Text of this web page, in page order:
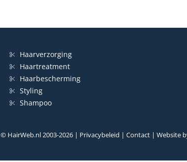
Haarverzorging
Haartreatment
Haarbescherming
Styling
Shampoo
© HairWeb.nl 2003-2026 | Privacybeleid | Contact | Website